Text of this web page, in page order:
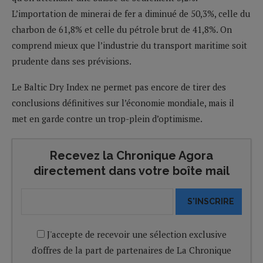
L’importation de minerai de fer a diminué de 50,3%, celle du
charbon de 61,8% et celle du pétrole brut de 41,8%. On
comprend mieux que l’industrie du transport maritime soit
prudente dans ses prévisions.
Le Baltic Dry Index ne permet pas encore de tirer des
conclusions définitives sur l’économie mondiale, mais il
met en garde contre un trop-plein d’optimisme.
Recevez la Chronique Agora
directement dans votre boîte mail
S'INSCRIRE
J'accepte de recevoir une sélection exclusive
d'offres de la part de partenaires de La Chronique